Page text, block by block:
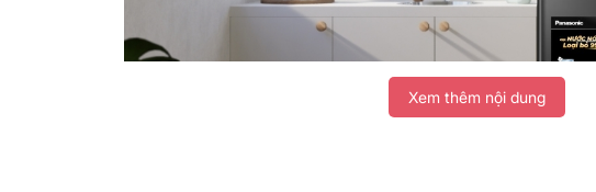
Xem thêm nội dung